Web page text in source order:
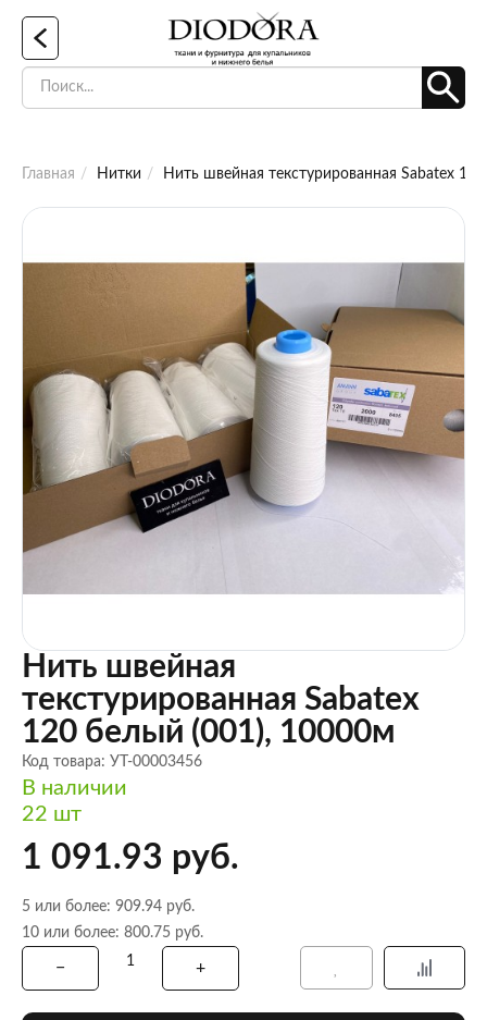
Главная Нитки Нить швейная текстурированная Sabatex
Нить швейная
текстурированная Sabatex
120 белый (001), 10000м
Код товара: УТ-00003456
В наличии
22 шт
1 091.93 руб.
5 или более: 909.94 руб.
10 или более: 800.75 руб.